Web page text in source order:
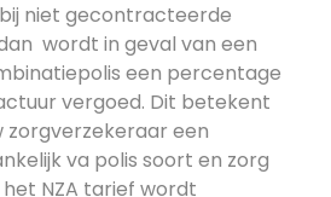
niet gecontracteerde
wordt in geval van een
een percentage
vergoed. Dit betekent
zorgverzekeraar een
va polis soort en zorg
NZA tarief wordt